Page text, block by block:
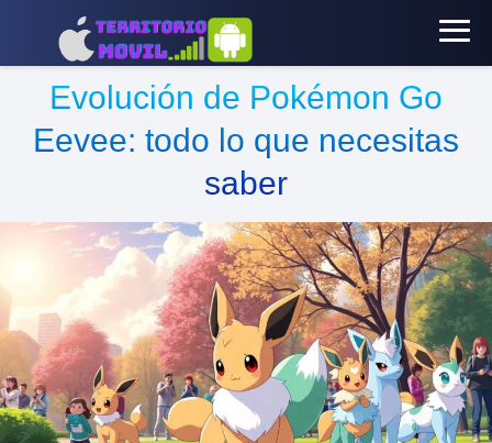
Evolución de Pokémon Go
Eevee: todo lo que necesitas
saber